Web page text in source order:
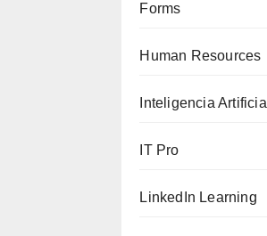
Forms
Human Resources
Inteligencia Artificial
IT Pro
LinkedIn Learning